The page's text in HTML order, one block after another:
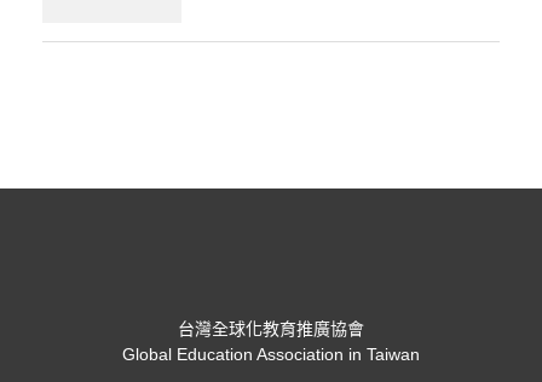
台灣全球化教育推廣協會
Global Education Association in Taiwan